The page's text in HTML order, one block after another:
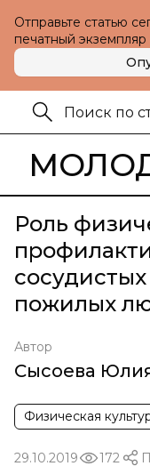
Отправьте статью
печатный
Роль
пожилых
Автор
Сысоева
Физическая
29.10.2019 172